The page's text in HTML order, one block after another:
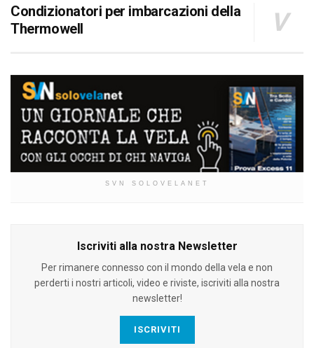
Condizionatori per imbarcazioni della
Thermowell
SVN SOLOVELANET
Iscriviti alla nostra Newsletter
Per rimanere connesso con il mondo della vela e non
perderti i nostri articoli, video e riviste, iscriviti alla nostra
newsletter!
ISCRIVITI